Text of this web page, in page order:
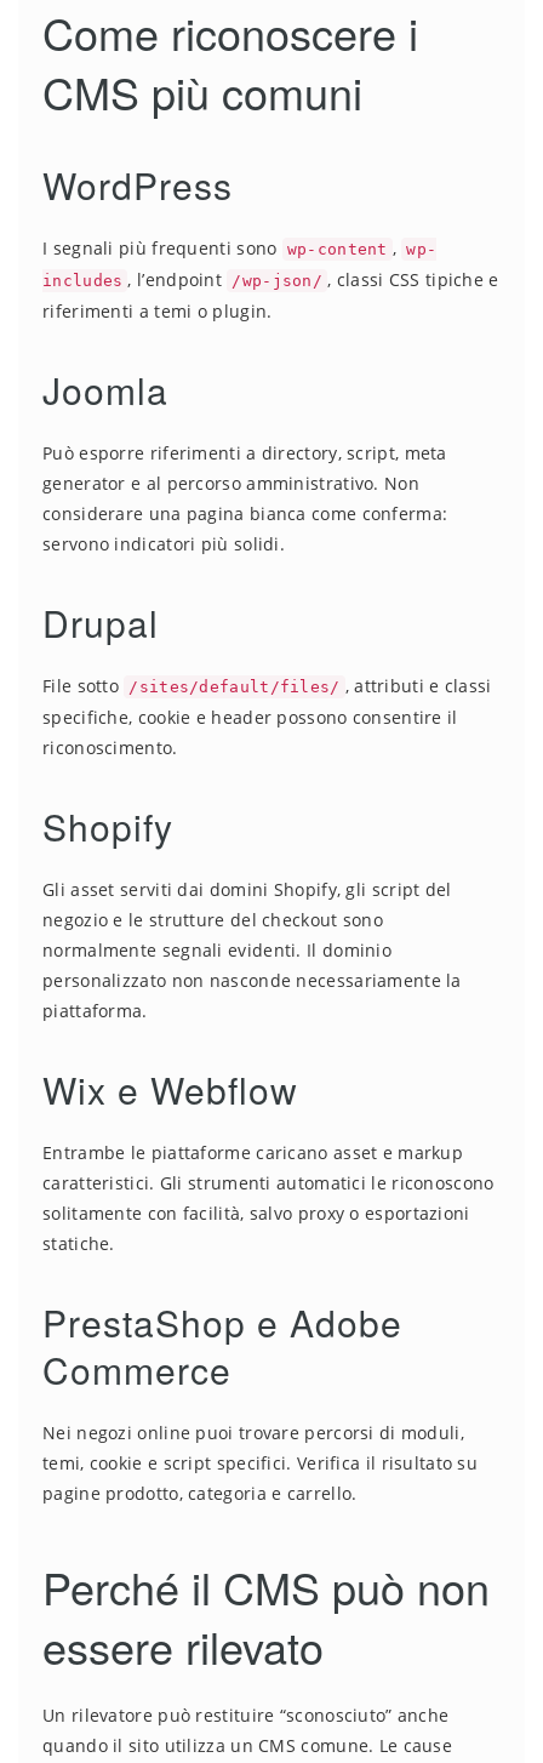
Come riconoscere i
CMS più comuni
WordPress
I segnali più frequenti sono wp-content , wp-
includes , l’endpoint /wp-json/ , classi CSS tipiche e
riferimenti a temi o plugin.
Joomla
Può esporre riferimenti a directory, script, meta
generator e al percorso amministrativo. Non
considerare una pagina bianca come conferma:
servono indicatori più solidi.
Drupal
File sotto /sites/default/files/ , attributi e classi
specifiche, cookie e header possono consentire il
riconoscimento.
Shopify
Gli asset serviti dai domini Shopify, gli script del
negozio e le strutture del checkout sono
normalmente segnali evidenti. Il dominio
personalizzato non nasconde necessariamente la
piattaforma.
Wix e Webflow
Entrambe le piattaforme caricano asset e markup
caratteristici. Gli strumenti automatici le riconoscono
solitamente con facilità, salvo proxy o esportazioni
statiche.
PrestaShop e Adobe
Commerce
Nei negozi online puoi trovare percorsi di moduli,
temi, cookie e script specifici. Verifica il risultato su
pagine prodotto, categoria e carrello.
Perché il CMS può non
essere rilevato
Un rilevatore può restituire “sconosciuto” anche
quando il sito utilizza un CMS comune. Le cause